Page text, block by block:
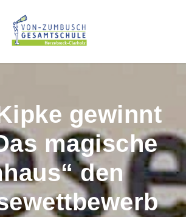
gewinnt
magische
den